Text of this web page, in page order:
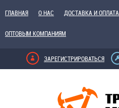
ГЛАВНАЯ О НАС ДОСТАВКА И ОПЛАТА
ОПТОВЫМ КОМПАНИЯМ
ЗАРЕГИСТРИРОВАТЬСЯ